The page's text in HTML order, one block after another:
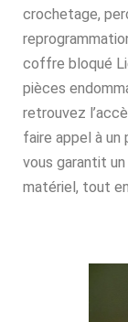
crochetage,
coffre bloqué
pièces
retrouvez
faire appel à un
vous garantit
matériel, tout